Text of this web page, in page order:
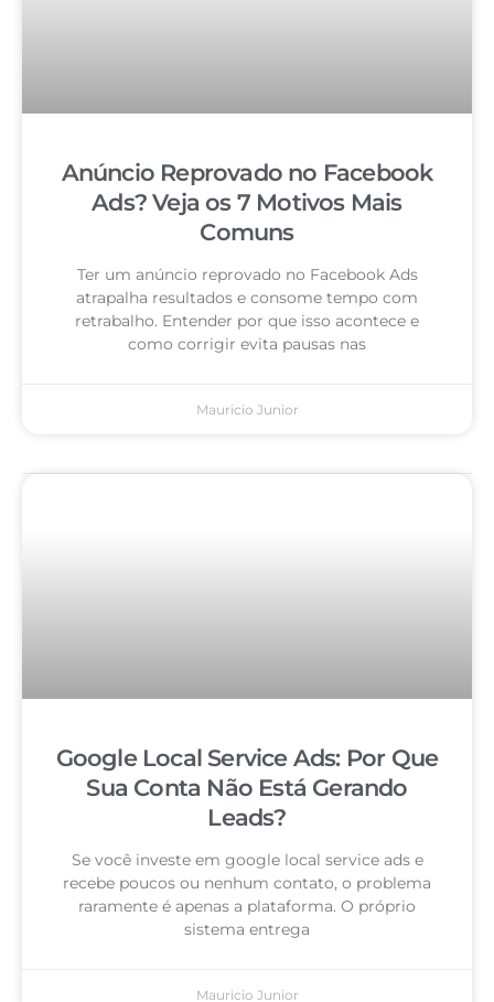
Anúncio Reprovado no Facebook
Ads? Veja os 7 Motivos Mais
Comuns
Ter um anúncio reprovado no Facebook Ads
atrapalha resultados e consome tempo com
retrabalho. Entender por que isso acontece e
como corrigir evita pausas nas
Mauricio Junior
Google Local Service Ads: Por Que
Sua Conta Não Está Gerando
Leads?
Se você investe em google local service ads e
recebe poucos ou nenhum contato, o problema
raramente é apenas a plataforma. O próprio
sistema entrega
Mauricio Junior